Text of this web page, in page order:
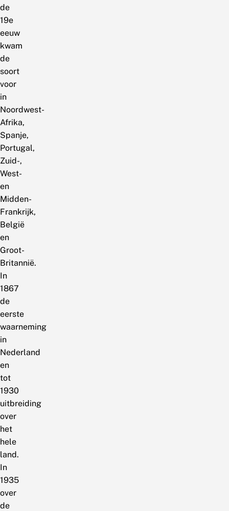
de
19e
eeuw
kwam
de
soort
voor
in
Noordwest-
Afrika,
Spanje,
Portugal,
Zuid-,
West-
en
Midden-
Frankrijk,
België
en
Groot-
Britannië.
In
1867
de
eerste
waarneming
in
Nederland
en
tot
1930
uitbreiding
over
het
hele
land.
In
1935
over
de